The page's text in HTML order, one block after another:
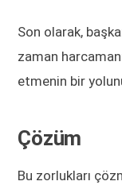
Son olarak,
zaman
etmenin bir
Çözüm
Bu zorlukları